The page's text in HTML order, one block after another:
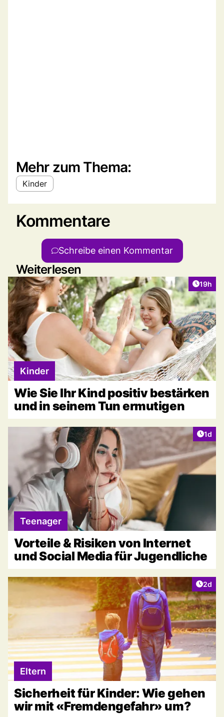
Mehr zum Thema:
Kinder
Kommentare
Schreibe einen Kommentar
Weiterlesen
Artikel
19h
Kinder
Wie Sie Ihr Kind positiv bestärken
und in seinem Tun ermutigen
1d
Teenager
Vorteile & Risiken von Internet
und Social Media für Jugendliche
2d
Eltern
Sicherheit für Kinder: Wie gehen
wir mit «Fremdengefahr» um?